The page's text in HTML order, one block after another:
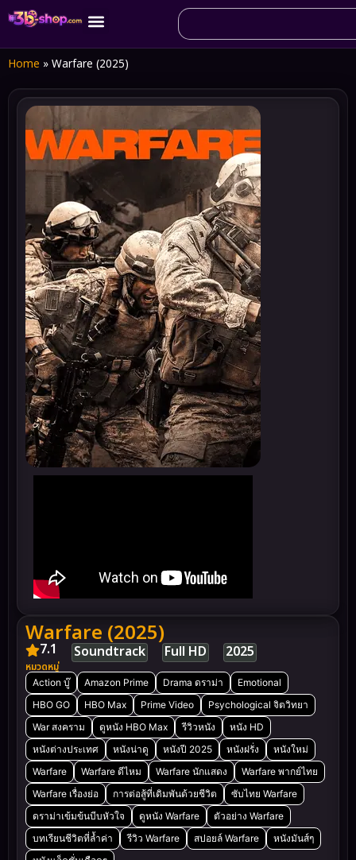
Home » Warfare (2025)
Warfare (2025)
7.1 Soundtrack Full HD 2025
หมวดหมู่
Action บู๊ Amazon Prime Drama ดราม่า
Emotional
HBO GO
HBO Max Prime Video
Psychological จิตวิทยา
War สงคราม
ดูหนัง HBO Max รีวิวหนัง
หนัง HD
หนังต่างประเทศ
หนังน่าดู หนังปี 2025 หนังฝรั่ง
หนังใหม่
Warfare
Warfare ดีไหม Warfare นักแสดง
Warfare พากย์ไทย
Warfare เรื่องย่อ
การต่อสู้ที่เดิมพันด้วยชีวิต
ซับไทย Warfare
ดราม่าเข้มข้นบีบหัวใจ
ดูหนัง Warfare
ตัวอย่าง Warfare
บทเรียนชีวิตที่ล้ำค่า
รีวิว Warfare สปอยล์ Warfare
หนังมันส์ๆ